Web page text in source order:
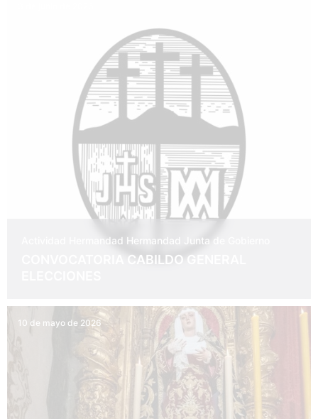
Actividad Hermandad Hermandad Junta de Gobierno
CONVOCATORIA CABILDO GENERAL
10 de mayo de 2026